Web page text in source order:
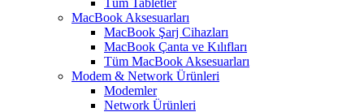
Tüm Tabletler
MacBook Aksesuarları
MacBook Şarj Cihazları
MacBook Çanta ve Kılıfları
Tüm MacBook Aksesuarları
Modem & Network Ürünleri
Modemler
Network Ürünleri